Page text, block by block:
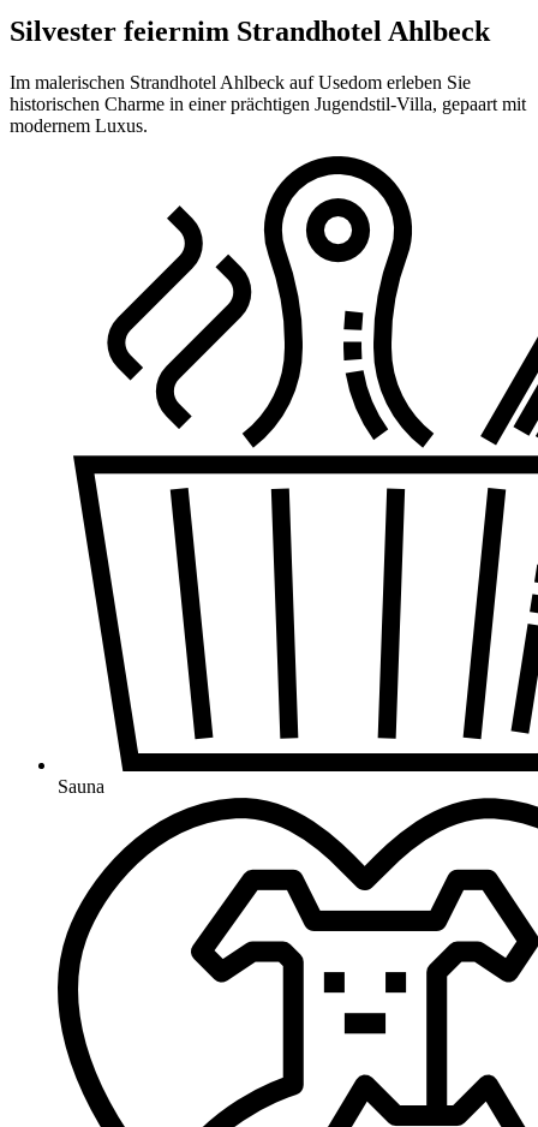
Silvester feiernim Strandhotel Ahlbeck
Im malerischen Strandhotel Ahlbeck auf Usedom erleben Sie
historischen Charme in einer prächtigen Jugendstil-Villa, gepaart mit
modernem Luxus.
Sauna